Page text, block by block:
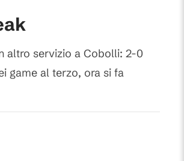
altro servizio a Cobolli: 2-0
game al terzo, ora si fa